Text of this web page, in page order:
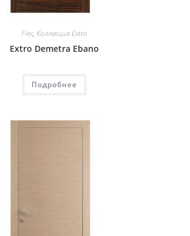
Flex, Коллекция Extro
Extro Demetra Ebano
Подробнее